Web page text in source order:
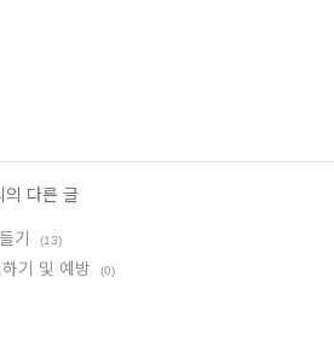
의 다른 글
기
(13)
기 및 예방 (0)